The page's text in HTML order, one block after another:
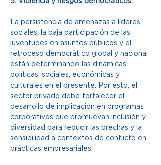
La persistencia de amenazas a líderes
sociales, la baja participación de las
juventudes en asuntos públicos y el
retroceso democrático global y nacional
están determinando las dinámicas
políticas, sociales, económicas y
culturales en el presente. Por esto, el
sector privado debe fortalecer el
desarrollo de implicación en programas
corporativos que promuevan inclusión y
diversidad para reducir las brechas y la
sensibilidad a contextos de conflicto en
prácticas empresariales.